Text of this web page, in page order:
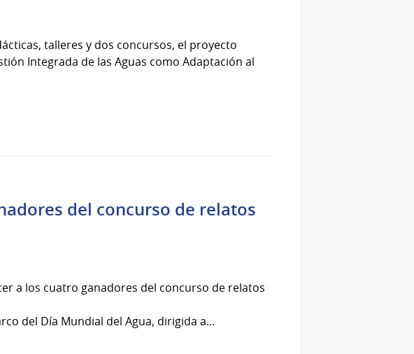
talleres y dos concursos, el proyecto
Integrada de las Aguas como Adaptación al
del concurso de relatos
a los cuatro ganadores del concurso de relatos
del Día Mundial del Agua, dirigida a...